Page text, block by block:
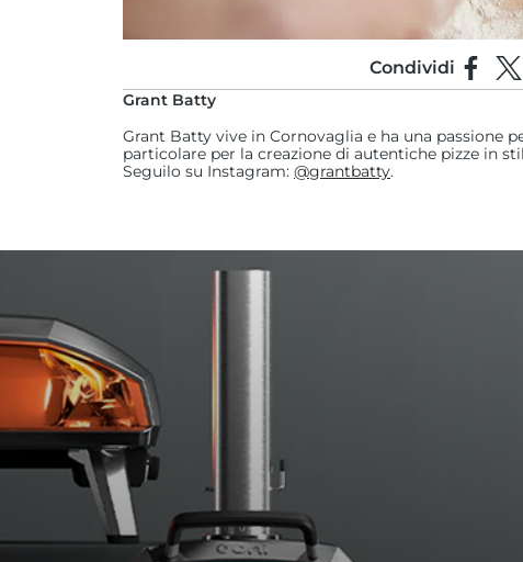
10:
Scuoti la pala per controllare che il
inforna per circa 3 minuti, ruotando
quando non è completamente cotto.
pallina di gelato e altro caramello
Condividi
Grant Batty
Grant Batty vive in Cornovaglia e ha una passione
particolare per la creazione di autentiche pizze in
Seguilo su Instagram: @grantbatty.